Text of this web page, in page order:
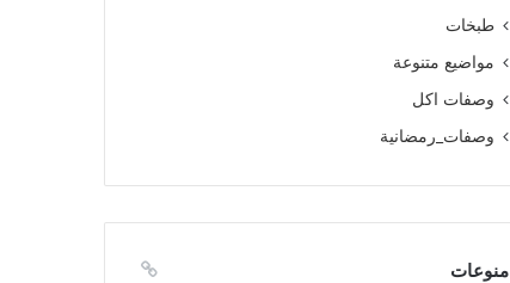
طبخات
مواضيع متنوعة
وصفات اكل
وصفات_رمضانية
منوعات